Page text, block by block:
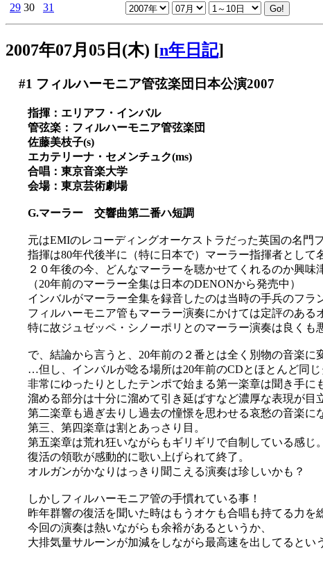
29 30 31
2007年07月05日(木) [n年日記]
#1 フィルハーモニア管弦楽団日本公演2007
指揮：エリアフ・インバル
管弦楽：フィルハーモニア管弦楽団
佐藤美枝子(s)
エカテリーナ・セメンチュク(ms)
合唱：東京音楽大学
会場：東京芸術劇場
G.マーラー 交響曲第二番ハ短調
元はEMIのレコーディングオーケストラだった英国の名門
指揮は80年代後半に（特に日本で）マーラー指揮者として
２０年後の今、どんなマーラーを聴かせてくれるのか興味
（20年前のマーラー全集は日本のDENONから発売中）
インバルがマーラー全集を録音したのは当時の手兵のフラ
フィルハーモニア管もマーラー演奏にかけては定評のある
特に故ジュゼッペ・シノーポリとのマーラー演奏は良くも
で、結論から言うと、20年前の２番とは全く別物の音楽に
…但し、インバルが唸る場所は20年前のCDとほとんど同
非常にゆったりとしたテンポで始まる第一楽章は聞き手に
溜める部分は十分に溜めて引き延ばすなど濃厚な表現が目
第二楽章も過ぎ去りし過去の憧憬を思わせる哀愁の音楽に
第三、第四楽章は割とあっさり目。
第五楽章は荒れ狂いながらもギリギリで自制している感じ。
復活の領歌が感動的に歌い上げられて終了。
オルガンがかなりはっきり聞こえる演奏は珍しいかも？
しかしフィルハーモニア管の手慣れている事！
昨年群響の復活を聞いた時はもうオケも合唱も持てる力を
今回の演奏は熱いながらも余裕があるというか、
大排気量サルーンが加減をしながら最高速を出してるとい